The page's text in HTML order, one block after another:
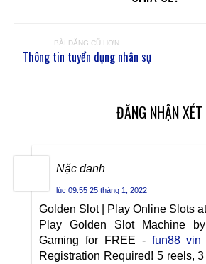
BÀI ĐĂNG CŨ HƠN
Thông tin tuyển dụng nhân sự
ĐĂNG NHẬN XÉT
Nặc danh
lúc 09:55 25 tháng 1, 2022
Golden Slot | Play Online Slots
Play Golden Slot Machine
Gaming for FREE - fun88 vin
Registration Required! 5 reels,